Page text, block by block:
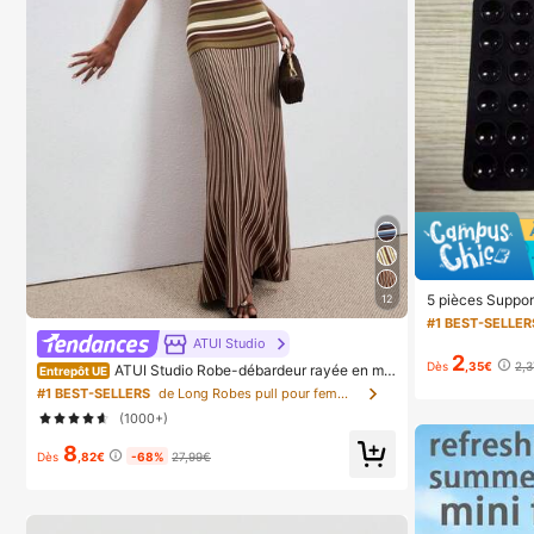
12
ATUI Studio
Entrepôt UE ATUI Studio Robe-débardeur rayée en mai
lle pour femme, idéale pour les trajets quotidiens, été
#1 BEST-SELLERS
de Long Robes pull pour femmes
(1000+)
Dès 8 ,82€ -68% 27,99€
5 pièces
use, support
phone adhésif,
ilisation,
our vous
30 minutes
#1 BEST-
Dès 2 ,35€